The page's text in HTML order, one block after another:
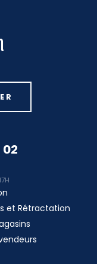
02
et Rétractation